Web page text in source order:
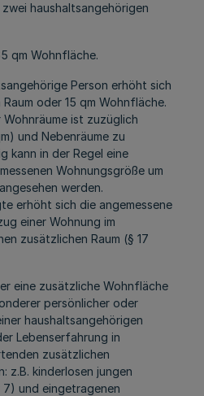
haushaltsangehörigen
qm Wohnfläche.
Person erhöht sich
oder 15 qm Wohnfläche.
ist zuzüglich
und Nebenräume zu
kann in der Regel eine
Wohnungsgröße um
werden.
erhöht sich die angemessene
einer Wohnung im
zusätzlichen Raum (§ 17
eine zusätzliche Wohnfläche
persönlicher oder
haushaltsangehörigen
Lebenserfahrung in
zusätzlichen
z.B. kinderlosen jungen
7) und eingetragenen